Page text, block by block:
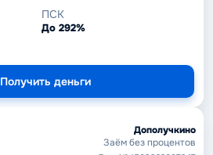
ПСК
До 292%
Получить деньги
Дополучкино
Заём без процентов